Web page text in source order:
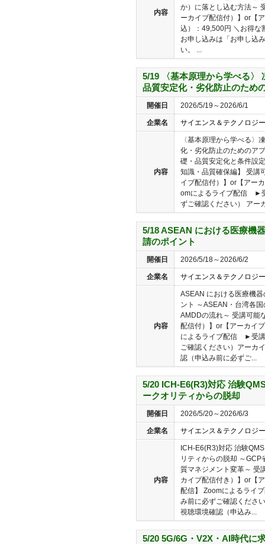
内容
か）に落とし込む方法～
ーカイブ配信付）】or【
込）：49,500円 ＼お得な
お申し込みは「お申し込
い。 ...
5/19 〈基本原理から学べる〉
品質安定化・劣化防止のため
開催日 2026/5/19～2026/6/1
企業名 サイエンス＆テクノロジ
内容
〈基本原理から学べる〉
化・劣化防止のためのア
礎・品質安定化と条件設
知識・品質確保編】 受講
イブ配信付）】or【アー
omによるライブ配信 ►
ずご確認ください） アー
5/18 ASEAN における医療機
請のポイント
開催日 2026/5/18～2026/6/2
企業名 サイエンス＆テクノロジ
内容
ASEAN における医療機
ント ～ASEAN・台湾各
AMDDの流れ～ 受講可能
配信付）】or【アーカイ
によるライブ配信 ►受講
ご確認ください）アー
認（申込み前に必ずご...
5/20 ICH-E6(R3)対応 治験
ークオリティからの脱却
開催日 2026/5/20～2026/6/3
企業名 サイエンス＆テクノロジ
内容
ICH-E6(R3)対応 治験
リティからの脱却 ～
質マネジメント変革～ 受
カイブ配信付き）】or【
配信】 Zoomによるライ
み前に必ずご確認くだ
視聴環境確認（申込み...
5/20 5G/6G・V2X・AI時代に